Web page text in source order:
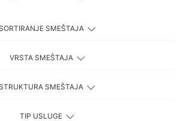
SMEŠTAJA
VRSTA SMEŠTAJA
SMEŠTAJA
TIP USLUGE